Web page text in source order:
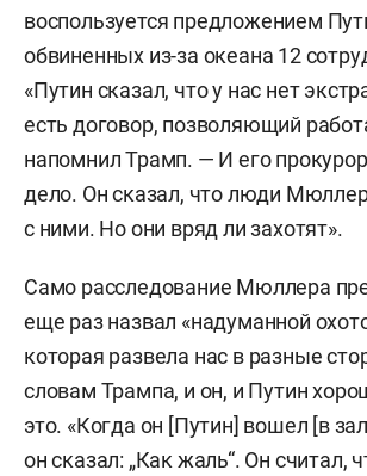
воспользуется предложением
обвиненных из-за океана 12
«Путин сказал, что у нас нет
есть договор, позволяющий
напомнил Трамп. — И его
дело. Он сказал, что люди
с ними. Но они вряд ли захотят».
Само расследование Мюллера
еще раз назвал «надуманной
которая развела нас в разные
словам Трампа, и он, и Путин
это. «Когда он [Путин] вошел [в
он сказал: „Как жаль“. Он считал,